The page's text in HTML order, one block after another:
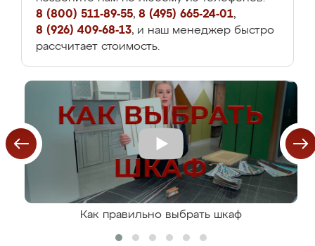
8 (800) 511-89-55, 8 (495) 665-24-01,
8 (926) 409-68-13, и наш менеджер быстро
рассчитает стоимость.
Как правильно выбрать шкаф